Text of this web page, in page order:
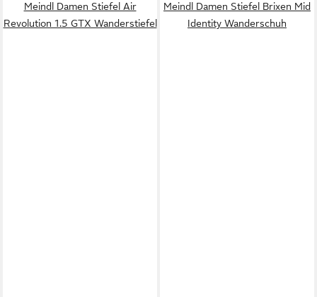
Meindl Damen Stiefel Air
Revolution 1.5 GTX Wanderstiefel
Meindl Damen Stiefel Brixen Mid
Identity Wanderschuh